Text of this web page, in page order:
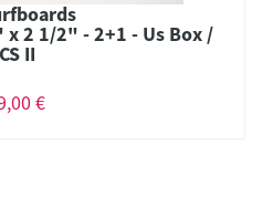
2 1/2" - 2+1 - Us Box /
II
€